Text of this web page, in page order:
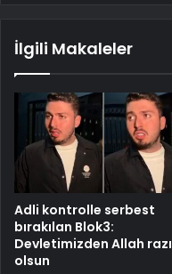
İlgili Makaleler
Adli kontrolle serbest
bırakılan Blok3:
Devletimizden Allah razı
olsun